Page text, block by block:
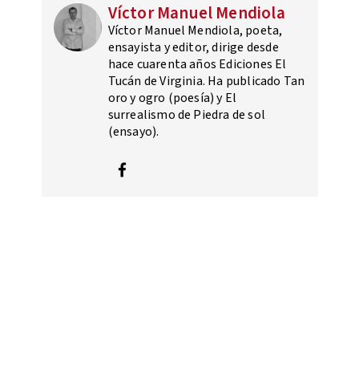
Víctor Manuel Mendiola
Víctor Manuel Mendiola, poeta,
ensayista y editor, dirige desde
hace cuarenta años Ediciones El
Tucán de Virginia. Ha publicado Tan
oro y ogro (poesía) y El
surrealismo de Piedra de sol
(ensayo).